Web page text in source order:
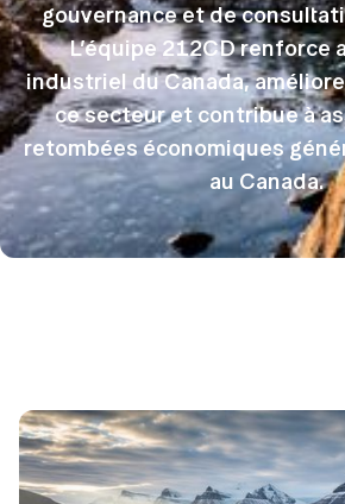
gouvernance et de
L’équipe 212CD renforce
industriel du Canada,
ce secteur et contribue à
retombées économiques
au Canada.